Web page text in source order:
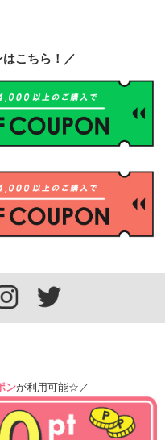
こちら！／
ンが利用可能☆／